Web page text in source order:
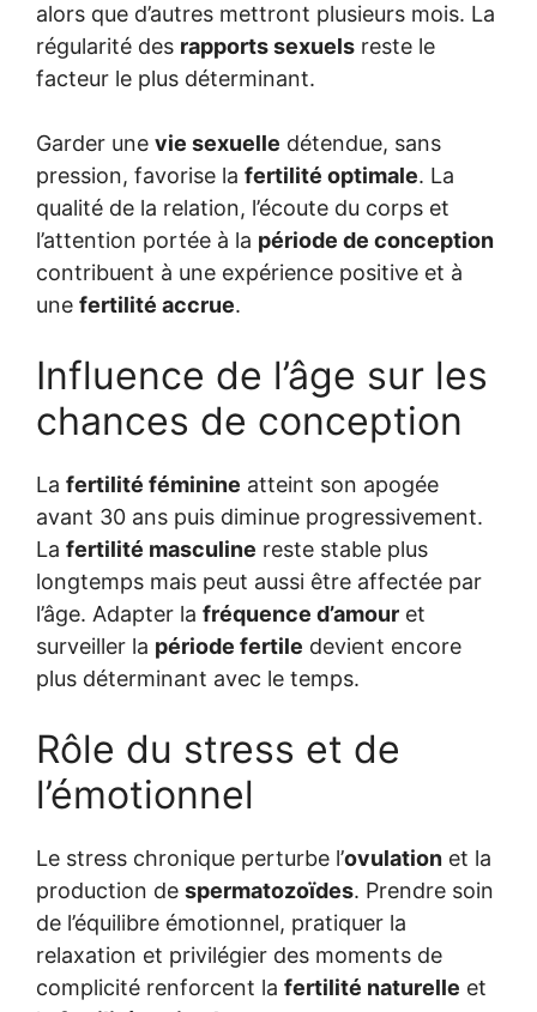
alors que d’autres mettront plusieurs mois. La
régularité des rapports sexuels reste le
facteur le plus déterminant.
Garder une vie sexuelle détendue, sans
pression, favorise la fertilité optimale. La
qualité de la relation, l’écoute du corps et
l’attention portée à la période de conception
contribuent à une expérience positive et à
une fertilité accrue.
Influence de l’âge sur les
chances de conception
La fertilité féminine atteint son apogée
avant 30 ans puis diminue progressivement.
La fertilité masculine reste stable plus
longtemps mais peut aussi être affectée par
l’âge. Adapter la fréquence d’amour et
surveiller la période fertile devient encore
plus déterminant avec le temps.
Rôle du stress et de
l’émotionnel
Le stress chronique perturbe l’ovulation et la
production de spermatozoïdes. Prendre soin
de l’équilibre émotionnel, pratiquer la
relaxation et privilégier des moments de
complicité renforcent la fertilité naturelle et